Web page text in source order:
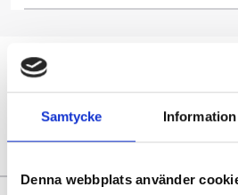
Samtycke Information
Denna webbplats använder
1